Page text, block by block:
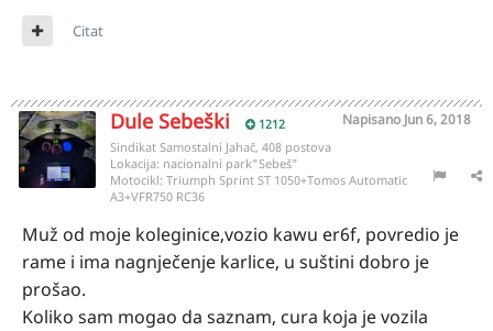
Citat
Dule Sebeški 1212 Napisano Jun 6, 2018
Sindikat Samostalni Jahač, 408 postova
Lokacija: nacionalni park"Sebeš"
Motocikl: Triumph Sprint ST 1050+Tomos Automatic
A3+VFR750 RC36
Muž od moje koleginice,vozio kawu er6f, povredio je
rame i ima nagnječenje karlice, u suštini dobro je
prošao.
Koliko sam mogao da saznam, cura koja je vozila